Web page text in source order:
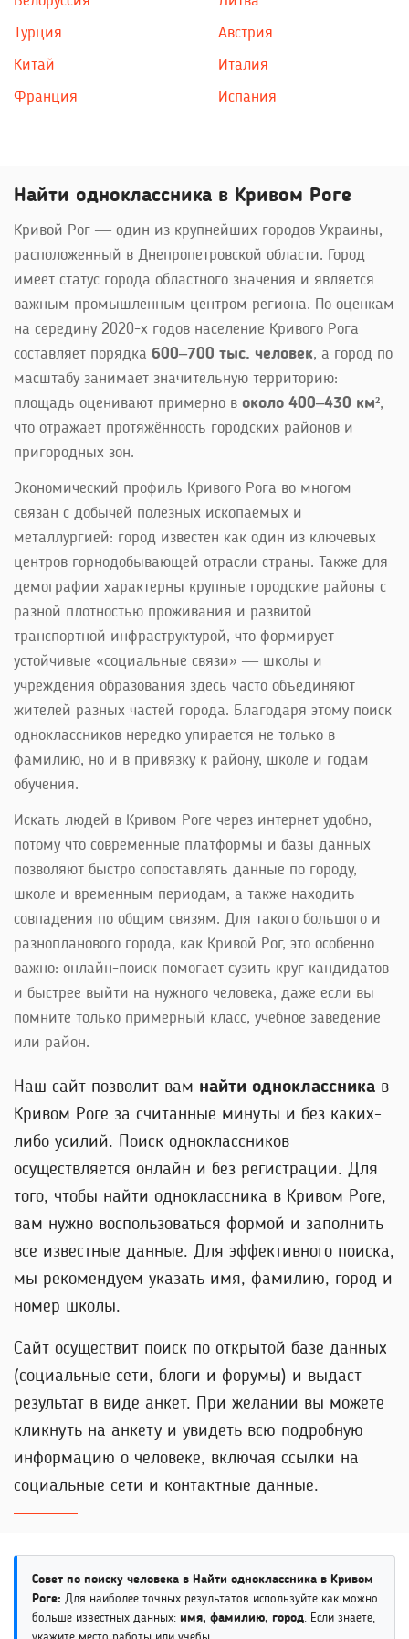
Турция
Китай
Франция
Австрия
Италия
Испания
Найти одноклассника в Кривом Роге
Кривой Рог — один из крупнейших городов Украины,
расположенный в Днепропетровской области. Город
имеет статус города областного значения и является
важным промышленным центром региона. По оценкам
на середину 2020-х годов население Кривого Рога
составляет порядка 600–700 тыс. человек, а город по
масштабу занимает значительную территорию:
площадь оценивают примерно в около 400–430 км²,
что отражает протяжённость городских районов и
пригородных зон.
Экономический профиль Кривого Рога во многом
связан с добычей полезных ископаемых и
металлургией: город известен как один из ключевых
центров горнодобывающей отрасли страны. Также для
демографии характерны крупные городские районы с
разной плотностью проживания и развитой
транспортной инфраструктурой, что формирует
устойчивые «социальные связи» — школы и
учреждения образования здесь часто объединяют
жителей разных частей города. Благодаря этому поиск
одноклассников нередко упирается не только в
фамилию, но и в привязку к району, школе и годам
обучения.
Искать людей в Кривом Роге через интернет удобно,
потому что современные платформы и базы данных
позволяют быстро сопоставлять данные по городу,
школе и временным периодам, а также находить
совпадения по общим связям. Для такого большого и
разнопланового города, как Кривой Рог, это особенно
важно: онлайн-поиск помогает сузить круг кандидатов
и быстрее выйти на нужного человека, даже если вы
помните только примерный класс, учебное заведение
или район.
Наш сайт позволит вам найти одноклассника в
Кривом Роге за считанные минуты и без каких-
либо усилий. Поиск одноклассников
осуществляется онлайн и без регистрации. Для
того, чтобы найти одноклассника в Кривом Роге,
вам нужно воспользоваться формой и заполнить
все известные данные. Для эффективного поиска,
мы рекомендуем указать имя, фамилию, город и
номер школы.
Сайт осуществит поиск по открытой базе данных
(социальные сети, блоги и форумы) и выдаст
результат в виде анкет. При желании вы можете
кликнуть на анкету и увидеть всю подробную
информацию о человеке, включая ссылки на
социальные сети и контактные данные.
Совет по поиску человека в Найти одноклассника в Кривом
Роге: Для наиболее точных результатов используйте как можно
больше известных данных: имя, фамилию, город. Если знаете,